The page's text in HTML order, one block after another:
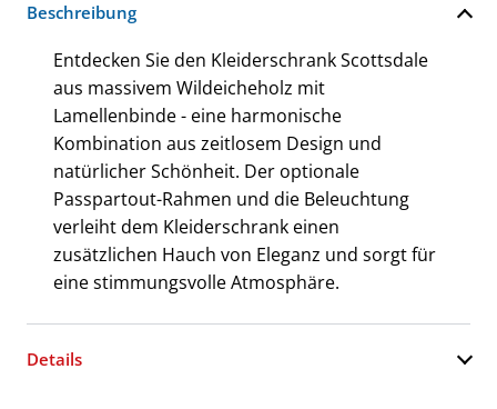
Beschreibung
Entdecken Sie den Kleiderschrank Scottsdale
aus massivem Wildeicheholz mit
Lamellenbinde - eine harmonische
Kombination aus zeitlosem Design und
natürlicher Schönheit. Der optionale
Passpartout-Rahmen und die Beleuchtung
verleiht dem Kleiderschrank einen
zusätzlichen Hauch von Eleganz und sorgt für
eine stimmungsvolle Atmosphäre.
Details